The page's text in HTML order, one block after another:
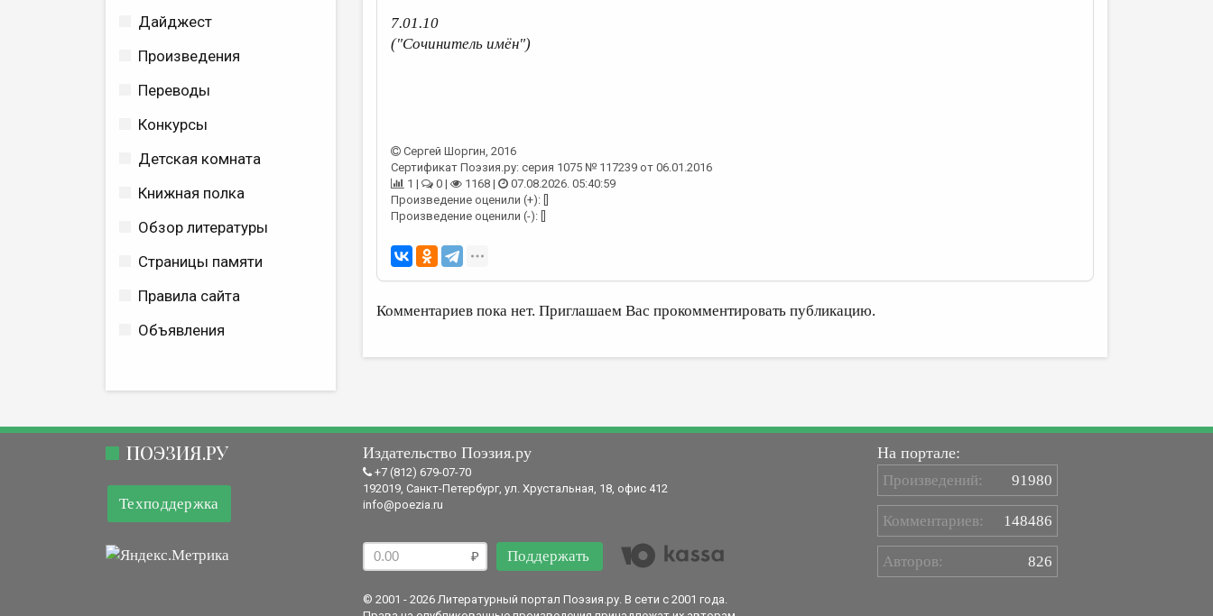
Дайджест
Произведения
Переводы
Конкурсы
Детская комната
Книжная полка
Обзор литературы
Страницы памяти
Правила сайта
Объявления
7.01.10
("Сочинитель имён")
Сергей Шоргин, 2016
Сертификат Поэзия.ру: серия 1075 № 117239 от 06.01.2016
1 |
0 | 1168 |
07.08.2026. 05:40:59
Произведение оценили (+): []
Произведение оценили (-): []
Комментариев пока нет. Приглашаем Вас прокомментировать публикацию.
ПОЭЗИЯ.РУ
Техподдержка
Издательство Поэзия.ру
+7 (812) 679-07-70
192019, Санкт-Петербург, ул. Хрустальная, 18, офис 412
info@poezia.ru
Поддержать
© 2001 - 2026 Литературный портал Поэзия.ру. В сети с 2001 года.
На портале:
Произведений: 91980
Комментариев: 148486
Авторов: 826